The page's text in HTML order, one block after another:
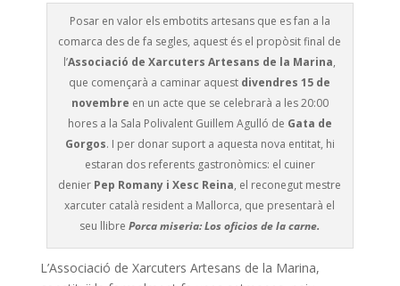
Posar en valor els embotits artesans que es fan a la
comarca des de fa segles, aquest és el propòsit final de
l’Associació de Xarcuters Artesans de la Marina,
que començarà a caminar aquest divendres 15 de
novembre en un acte que se celebrarà a les 20:00
hores a la Sala Polivalent Guillem Agulló de Gata de
Gorgos. I per donar suport a aquesta nova entitat, hi
estaran dos referents gastronòmics: el cuiner
denier Pep Romany i Xesc Reina, el reconegut mestre
xarcuter català resident a Mallorca, que presentarà el
seu llibrePorca miseria: Los oficios de la carne.
L’Associació de Xarcuters Artesans de la Marina,